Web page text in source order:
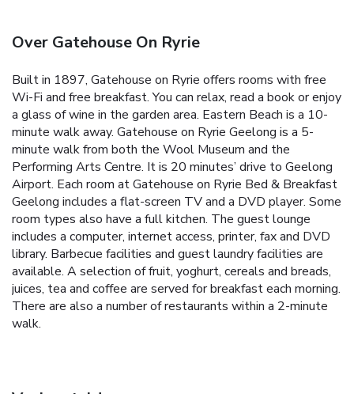
Over Gatehouse On Ryrie
Built in 1897, Gatehouse on Ryrie offers rooms with free
Wi-Fi and free breakfast. You can relax, read a book or enjoy
a glass of wine in the garden area. Eastern Beach is a 10-
minute walk away. Gatehouse on Ryrie Geelong is a 5-
minute walk from both the Wool Museum and the
Performing Arts Centre. It is 20 minutes’ drive to Geelong
Airport. Each room at Gatehouse on Ryrie Bed & Breakfast
Geelong includes a flat-screen TV and a DVD player. Some
room types also have a full kitchen. The guest lounge
includes a computer, internet access, printer, fax and DVD
library. Barbecue facilities and guest laundry facilities are
available. A selection of fruit, yoghurt, cereals and breads,
juices, tea and coffee are served for breakfast each morning.
There are also a number of restaurants within a 2-minute
walk.